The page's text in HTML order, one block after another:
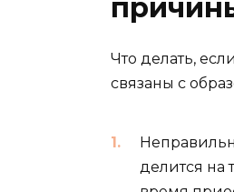
Что делать, если
связаны с
делится на